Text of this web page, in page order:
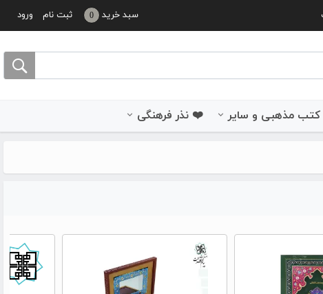
ورود ثبت نام سبد خرید 0
کتب مذهبی و سایر ❤️ نذر فرهنگی